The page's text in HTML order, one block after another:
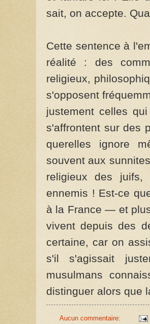
sait, on accepte.
Cette sentence à
réalité : des
religieux,
s'opposent
justement celles
s'affrontent sur des
querelles ignore
souvent aux
religieux des
ennemis ! Est-ce
à la France — et
vivent depuis des
certaine, car on
s'il s'agissait
musulmans
distinguer alors que
Aucun commentaire: